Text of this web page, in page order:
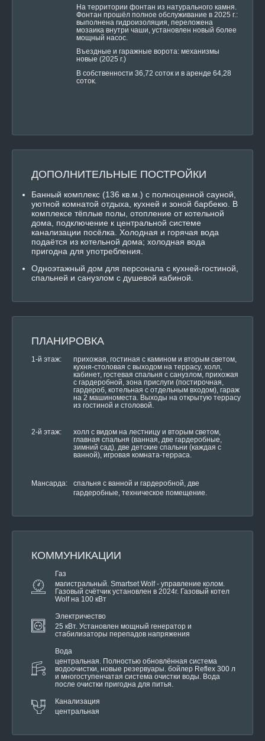
На территории фонтан из натурального камня.
Фонтан прошёл полное обслуживание в 2025 г.:
выполнена гидроизоляция, переложена
мозаика внутри чаши, установлен новый более
мощный насос.
Въездные и гаражные ворота: механизмы
новые (2025 г.)
В собственности 36,72 соток и в аренде 64,28
соток.
ДОПОЛНИТЕЛЬНЫЕ ПОСТРОЙКИ
Банный комплекс (136 кв.м.) с полноценной сауной,
уютной комнатой отдыха, кухней и зоной барбекю. В
комплексе тёплые полы, отопление от котельной
дома, подключение к центральной системе
канализации посёлка. Холодная и горячая вода
подаётся из котельной дома; холодная вода
пригодна для употребления.
Одноэтажный дом для персонала с кухней-гостиной,
спальней и санузлом с душевой кабиной.
ПЛАНИРОВКА
1-й этаж:
прихожая, гостиная с камином и вторым светом,
кухня‑столовая с выходом на террасу, холл,
кабинет, гостевая спальня с санузлом, прихожая
с гардеробной, зона прислуги (постирочная,
гардероб, котельная с отдельным входом), гараж
на 2 машиноместа. Выходы на открытую террасу
из гостиной и столовой.
2-й этаж:
холл с видом на лестницу и вторым светом,
главная спальня (ванная, две гардеробные,
зимний сад), две детские спальни (каждая с
ванной), игровая комната‑терраса.
Мансарда:
спальня с ванной и гардеробной, две
гардеробные, техническое помещение.
КОММУНИКАЦИИ
Газ
магистральный. Smartset Wolf - управление колом.
Газовый счётчик установлен в 2024г. Газовый котел
Wolf на 100 кВт
Электричество
25 кВт. Установлен мощный генератор и
стабилизаторы перепадов напряжения
Вода
центральная. Полностью обновлённая система
водоочистки, новые резервуары. бойлер Reflex 300 л
и многоступенчатая система очистки воды. Вода
после очистки пригодна для питья.
Канализация
центральная